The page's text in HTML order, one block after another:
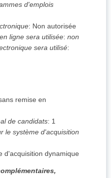
d'emplois
: Non autorisée
ligne sera utilisée: non
sera utilisé:
remise en
de candidats: 1
le système d'acquisition
d'acquisition dynamique